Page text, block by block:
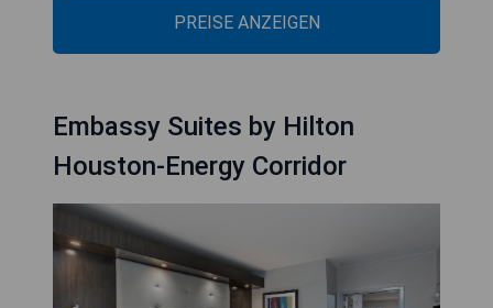
PREISE ANZEIGEN
Embassy Suites by Hilton
Houston-Energy Corridor